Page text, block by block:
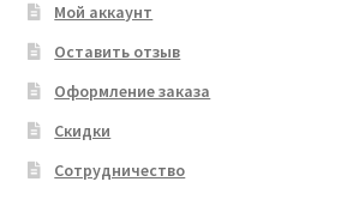
Мой аккаунт
Оставить отзыв
Оформление заказа
Скидки
Сотрудничество